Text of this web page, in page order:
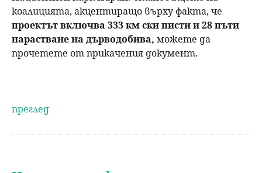
коалицията, акцентиращо върху факта, че
проектът включва 333 км ски писти и 28 пъти
нарастване на дърводобива, можете да
прочетете от прикачения документ.
преглед